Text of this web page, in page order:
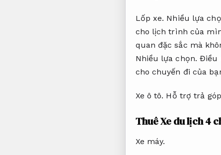
Lốp xe. Nhiều lựa
cho lịch trình của
quan đặc sắc mà
Nhiều lựa chọn. Điều
cho chuyến đi của
Xe ô tô. Hỗ trợ trả
Thuê Xe du lịch 4
Xe máy.